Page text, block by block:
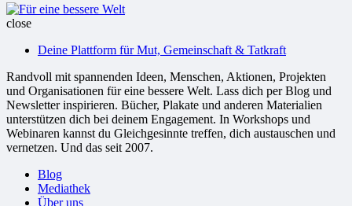
Für
Welt
close
Deine Plattform für Mut, Gemeinschaft & Tatkraft
Randvoll mit spannenden Ideen, Menschen, Aktionen, Projekten
und Organisationen für eine bessere Welt. Lass dich per Blog und
Newsletter inspirieren. Bücher, Plakate und anderen Materialien
unterstützen dich bei deinem Engagement. In Workshops und
Webinaren kannst du Gleichgesinnte treffen, dich austauschen und
vernetzen. Und das seit 2007.
Blog
Mediathek
Über uns